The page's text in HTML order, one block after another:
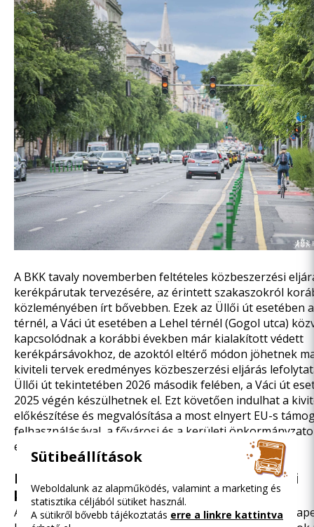
A BKK tavaly novemberben feltételes közbeszerzési
kerékpárutak tervezésére, az érintett szakaszokról
közleményében írt bővebben. Ezek az Üllői út esetében
térnél, a Váci út esetében a Lehel térnél (Gogol utca)
kapcsolódnak a korábbi években már kialakított védett
kerékpársávokhoz, de azoktól eltérő módon jöhetnek
kiviteli tervek eredményes közbeszerzési eljárás
Üllői út tekintetében 2026 második felében, a Váci út
2025 végén készülhetnek el. Ezt követően indulhat a
előkészítése és megvalósítása a most elnyert EU-s
felhasználásával, a fővárosi és a kerületi
együttműködve.
Európai megoldások a budapesti közösségi
közlekedésben: mit hoz a jövő?
A Fővárosi Önkormányzat és a BKK elkötelezett a
Sütibeállítások
Weboldalunk az alapműködés, valamint a marketing és
statisztika céljából sütiket használ.
A sütikről bővebb tájékoztatás erre a linkre kattintva